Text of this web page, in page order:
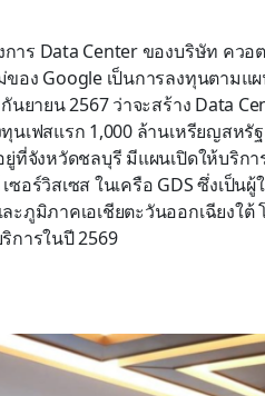
าร Data Center ของบริษัท ควอ
ของ Google เป็นการลงทุนตามแ
นยายน 2567 ว่าจะสร้าง Data
นเฟสแรก 1,000 ล้านเหรียญสหรั
ยู่ที่จังหวัดชลบุรี มีแผนเปิดให้บริก
ซอร์วิสเซส ในเครือ GDS ซึ่งเป็
ะภูมิภาคเอเชียตะวันออกเฉียงใ
การในปี 2569